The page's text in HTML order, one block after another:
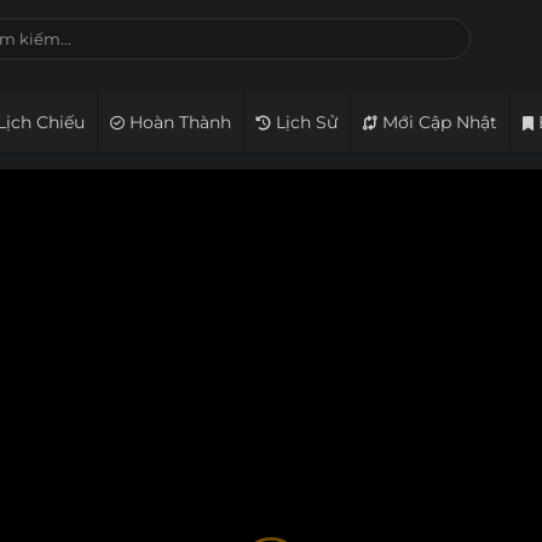
Chiếu Hoàn Thành Lịch Sử Mới Cập Nhật